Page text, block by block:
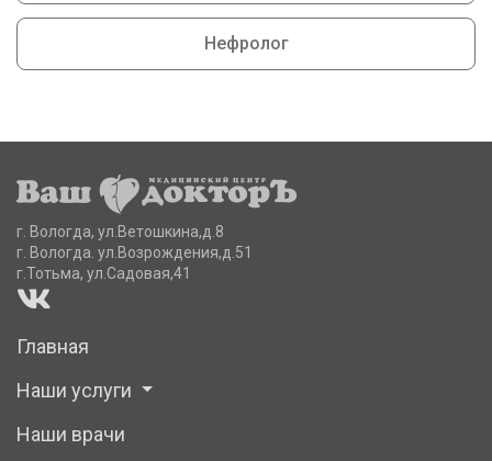
Нефролог
г. Вологда, ул.Ветошкина,д.8
г. Вологда. ул.Возрождения,д.51
г.Тотьма, ул.Садовая,41
Главная
Наши услуги
Наши врачи